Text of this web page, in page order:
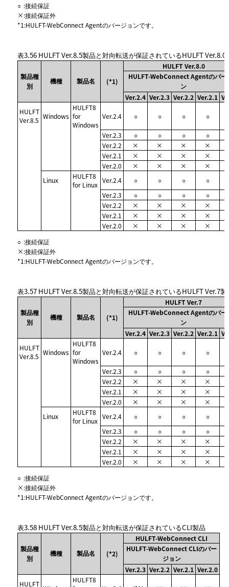
○ :接続保証
×:接続保証外
*1:HULFT-WebConnect Agentのバージョンです。
表3.56 HULFT Ver.8.5製品と対向転送が保証されているHULFT Ver.8.0
製品種
別
機種 製品名 (*1)
HULFT Ver.8.0
HULFT-WebConnect Agentのバー
ン
Ver.2.4 Ver.2.3 Ver.2.2 Ver.2.1
HULFT
Ver.8.5 Windows
HULFT8
for
Windows
Ver.2.4 ○ ○ ○ ○
Ver.2.3 ○ ○ ○
○
Ver.2.2
× × × ×
Ver.2.1
× × × ×
Ver.2.0
× × × ×
Linux
HULFT8
for Linux
Ver.2.4 ○ ○ ○
○
Ver.2.3
○ ○ ○
○
Ver.2.2
× × × ×
Ver.2.1
× × × ×
Ver.2.0
× × × ×
○ :接続保証
×:接続保証外
*1:HULFT-WebConnect Agentのバージョンです。
表3.57 HULFT Ver.8.5製品と対向転送が保証されているHULFT Ver.7製
製品種
別
機種 製品名 (*1)
HULFT Ver.7
HULFT-WebConnect Agentのバー
ン
Ver.2.4 Ver.2.3 Ver.2.2 Ver.2.1
HULFT
Ver.8.5 Windows
HULFT8
for
Windows
Ver.2.4 ○ ○ ○ ○
Ver.2.3 ○ ○ ○
○
Ver.2.2
× × × ×
Ver.2.1
× × × ×
Ver.2.0
× × × ×
Linux
HULFT8
for Linux
Ver.2.4 ○ ○ ○
○
Ver.2.3
○ ○ ○
○
Ver.2.2
× × × ×
Ver.2.1
× × × ×
Ver.2.0
× × × ×
○ :接続保証
×:接続保証外
*1:HULFT-WebConnect Agentのバージョンです。
表3.58 HULFT Ver.8.5製品と対向転送が保証されているCLI製品
製品種
別
機種 製品名 (*2)
HULFT-WebConnect CLI
HULFT-WebConnect CLIのバー
ジョン
Ver.2.3 Ver.2.2 Ver.2.1 Ver.2.0
HULFT
HULFT8